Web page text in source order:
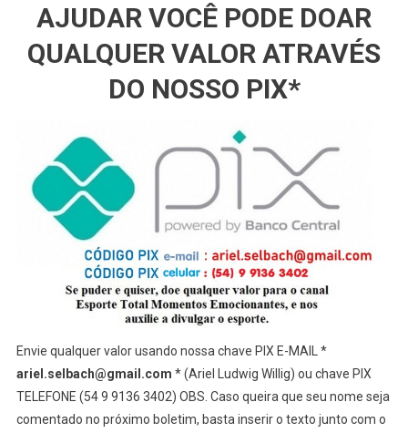
AJUDAR VOCÊ PODE DOAR
QUALQUER VALOR ATRAVÉS
DO NOSSO PIX*
Envie qualquer valor usando nossa chave PIX E-MAIL *
ariel.selbach@gmail.com * (Ariel Ludwig Willig) ou chave PIX
TELEFONE (54 9 9136 3402) OBS. Caso queira que seu nome seja
comentado no próximo boletim, basta inserir o texto junto com o